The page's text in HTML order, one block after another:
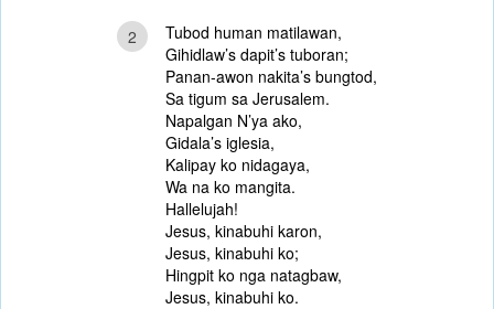
2
Tubod human matilawan,
Gihidlaw’s dapit’s tuboran;
Panan-awon nakita’s bungtod,
Sa tigum sa Jerusalem.
Napalgan N’ya ako,
Gidala’s iglesia,
Kalipay ko nidagaya,
Wa na ko mangita.
Hallelujah!
Jesus, kinabuhi karon,
Jesus, kinabuhi ko;
Hingpit ko nga natagbaw,
Jesus, kinabuhi ko.